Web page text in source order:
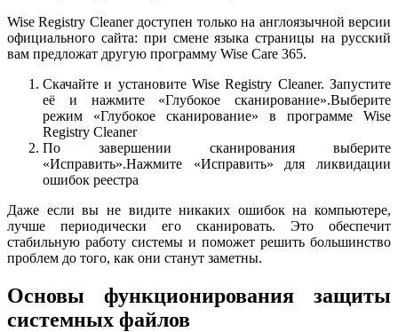
Wise Registry Cleaner доступен только на англоязычной версии
официального сайта: при смене языка страницы на русский
вам предложат другую программу Wise Care 365.
Скачайте и установите Wise Registry Cleaner. Запустите
её и нажмите «Глубокое сканирование».Выберите
режим «Глубокое сканирование» в программе Wise
Registry Cleaner
По завершении сканирования выберите
«Исправить».Нажмите «Исправить» для ликвидации
ошибок реестра
Даже если вы не видите никаких ошибок на компьютере,
лучше периодически его сканировать. Это обеспечит
стабильную работу системы и поможет решить большинство
проблем до того, как они станут заметны.
Основы функционирования защиты
системных файлов